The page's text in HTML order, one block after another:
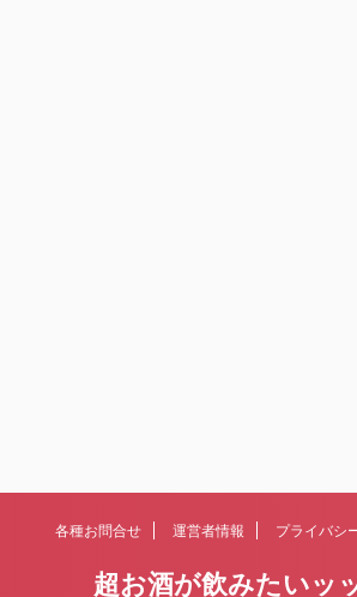
各種お問合せ 運営者情報 プライバシ
超お酒が飲みたいッ